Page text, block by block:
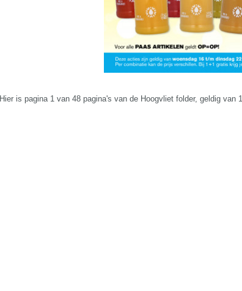
Hier is pagina 1 van 48 pagina's van de Hoogvliet folder, geldig van